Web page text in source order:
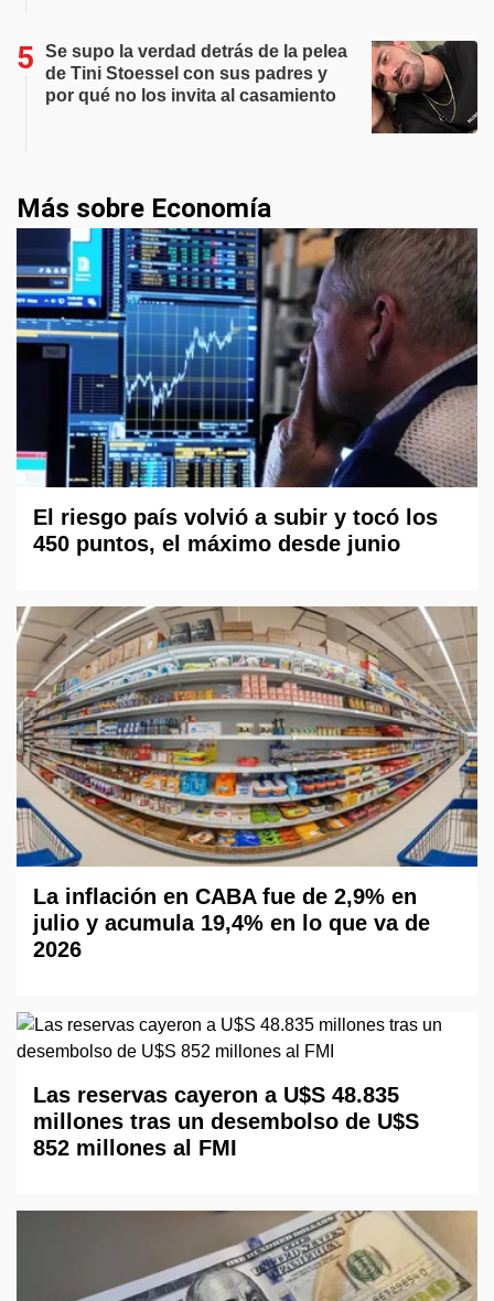
Se supo la verdad detrás de la pelea
de Tini Stoessel con sus padres y
por qué no los invita al casamiento
Más sobre Economía
El riesgo país volvió a subir y tocó los
450 puntos, el máximo desde junio
La inflación en CABA fue de 2,9% en
julio y acumula 19,4% en lo que va de
2026
Las reservas cayeron a U$S 48.835
millones tras un desembolso de U$S
852 millones al FMI